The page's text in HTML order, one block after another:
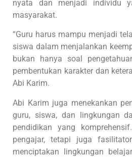
nyata dan menjadi individu
masyarakat.
“Guru harus mampu menjadi
siswa dalam menjalankan
bukan hanya soal
pembentukan karakter dan
Abi Karim.
Abi Karim juga menekankan
guru, siswa, dan lingkungan
pendidikan yang
pengajar, tetapi juga
menciptakan lingkungan